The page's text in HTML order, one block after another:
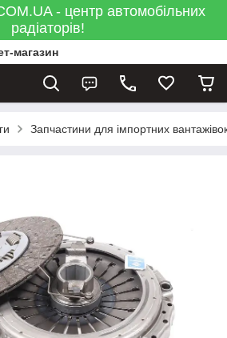
- центр автомобільних
радіаторів!
магазин
Запчастини для імпортних